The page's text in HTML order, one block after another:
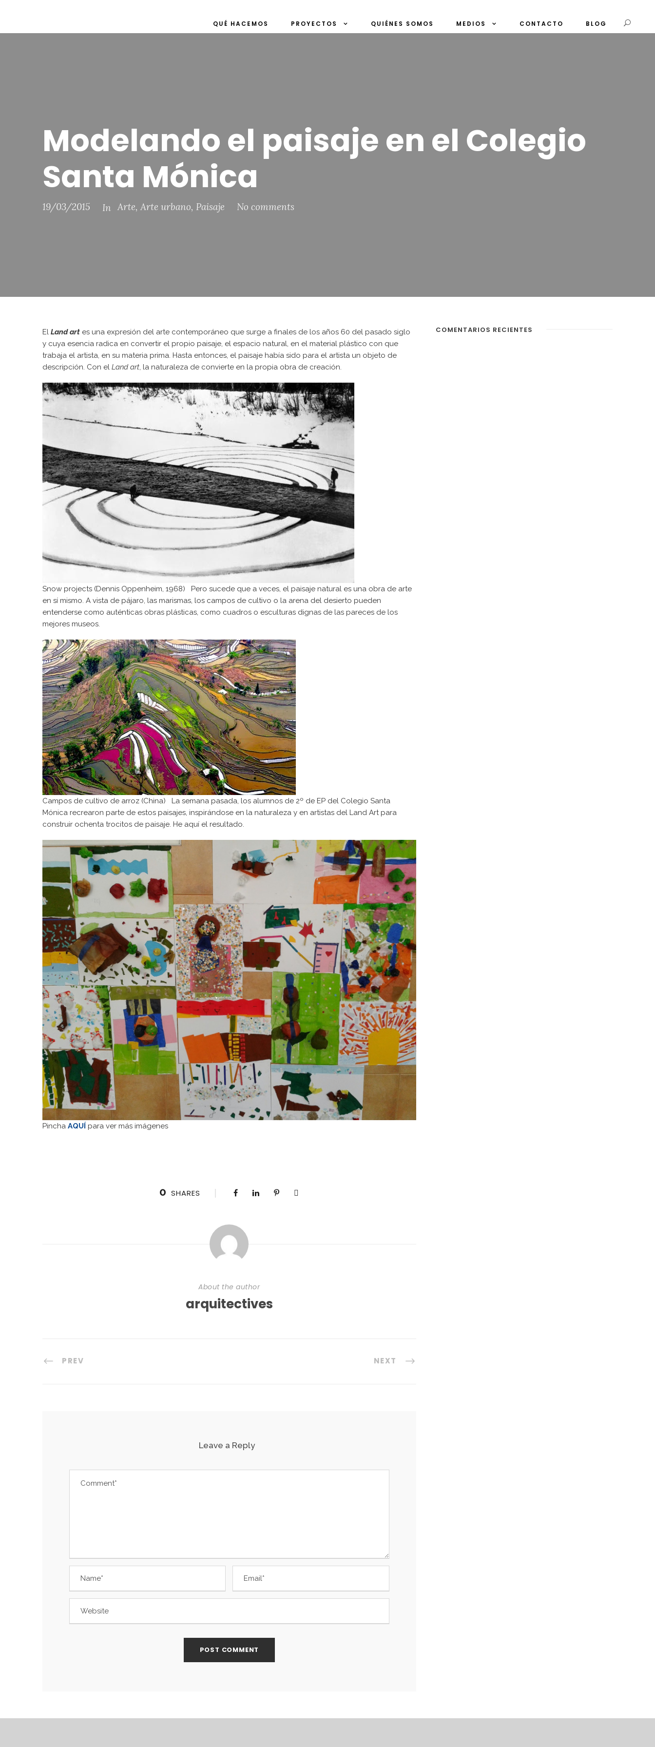
QUÉ HACEMOS PROYECTOS QUIÉNES SOMOS MEDIOS CONTACTO BLOG
Modelando el paisaje en el Colegio
Santa Mónica
19/03/2015 In Arte, Arte urbano, Paisaje No comments
El Land art es una expresión del arte contemporáneo que surge a finales de los años 60 del pasado siglo
y cuya esencia radica en convertir el propio paisaje, el espacio natural, en el material plástico con que
trabaja el artista, en su materia prima. Hasta entonces, el paisaje había sido para el artista un objeto de
descripción. Con el Land art, la naturaleza de convierte en la propia obra de creación.
Snow projects (Dennis Oppenheim, 1968) Pero sucede que a veces, el paisaje natural es una obra de arte
en sí mismo. A vista de pájaro, las marismas, los campos de cultivo o la arena del desierto pueden
entenderse como auténticas obras plásticas, como cuadros o esculturas dignas de las pareces de los
mejores museos.
Campos de cultivo de arroz (China) La semana pasada, los alumnos de 2º de EP del Colegio Santa
Mónica recrearon parte de estos paisajes, inspirándose en la naturaleza y en artistas del Land Art para
construir ochenta trocitos de paisaje. He aquí el resultado.
Pincha AQUÍ para ver más imágenes
0 SHARES
About the author
arquitectives
PREV NEXT
Leave a Reply
COMENTARIOS RECIENTES